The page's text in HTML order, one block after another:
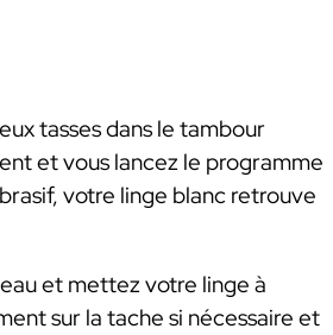
tasses dans le tambour
et vous lancez le programme
votre linge blanc retrouve
et mettez votre linge à
sur la tache si nécessaire et